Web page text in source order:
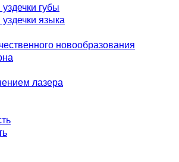
губы
языка
новообразования
лазера